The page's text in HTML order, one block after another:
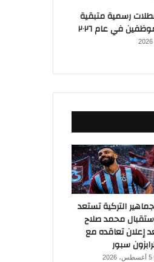
رسمية متبقية
في عام ٢٠٢٦
التركية تستعد
محمد صلاح
إعلان تعاقده مع
سبور
5 أغسطس، 2026